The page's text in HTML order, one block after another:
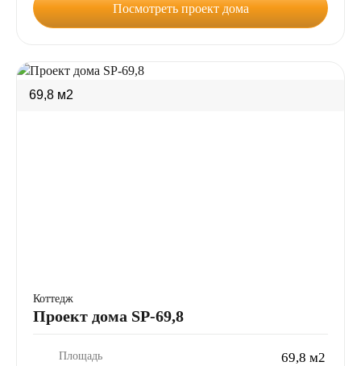
Посмотреть проект дома
69,8 м2
Коттедж
Проект дома SP-69,8
Площадь 69,8 м2